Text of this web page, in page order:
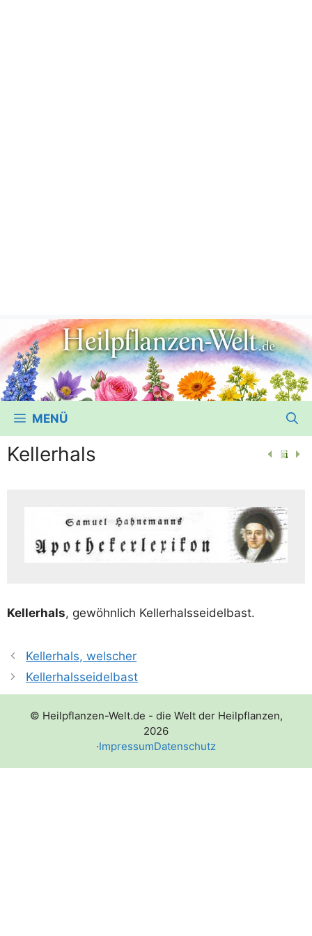
MENÜ
Kellerhals
Kel­ler­hals, gewöhn­lich Kellerhalsseidelbast.
Kellerhals, welscher
Kellerhalsseidelbast
© Heilpflanzen-Welt.de - die Welt der Heilpflanzen,
2026
·ImpressumDatenschutz